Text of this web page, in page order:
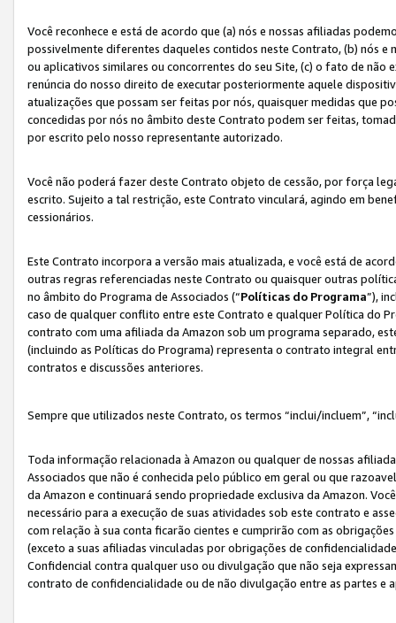
Você reconhece e está de acordo que (a) nós e nossas afiliadas
possivelmente diferentes daqueles contidos neste Contrato, (b) nós
ou aplicativos similares ou concorrentes do seu Site, (c) o fato de
renúncia do nosso direito de executar posteriormente aquele
atualizações que possam ser feitas por nós, quaisquer medidas que
concedidas por nós no âmbito deste Contrato podem ser feitas,
por escrito pelo nosso representante autorizado.
Você não poderá fazer deste Contrato objeto de cessão, por força
escrito. Sujeito a tal restrição, este Contrato vinculará, agindo em
cessionários.
Este Contrato incorpora a versão mais atualizada, e você está de
outras regras referenciadas neste Contrato ou quaisquer outras
no âmbito do Programa de Associados (“Políticas do Programa”),
caso de qualquer conflito entre este Contrato e qualquer Política do
contrato com uma afiliada da Amazon sob um programa separado,
(incluindo as Políticas do Programa) representa o contrato integral
contratos e discussões anteriores.
Sempre que utilizados neste Contrato, os termos “inclui/incluem”,
Toda informação relacionada à Amazon ou qualquer de nossas
Associados que não é conhecida pelo público em geral ou que
da Amazon e continuará sendo propriedade exclusiva da Amazon.
necessário para a execução de suas atividades sob este contrato e
com relação à sua conta ficarão cientes e cumprirão com as
(exceto a suas afiliadas vinculadas por obrigações de
Confidencial contra qualquer uso ou divulgação que não seja
contrato de confidencialidade ou de não divulgação entre as partes e